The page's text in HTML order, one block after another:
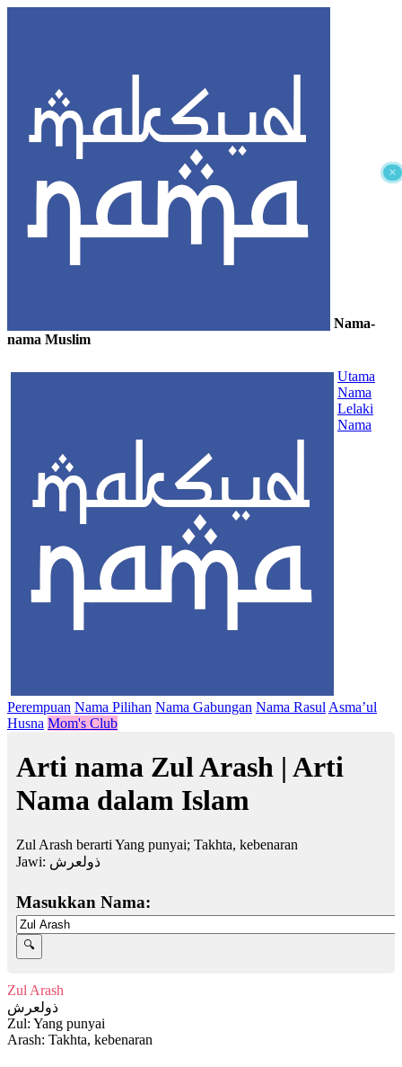
×
Nama-
nama Muslim
Utama
Nama
Lelaki
Nama
Perempuan Nama Pilihan Nama Gabungan Nama Rasul Asma’ul
Husna Mom's Club
Arti nama Zul Arash | Arti
Nama dalam Islam
Zul Arash berarti Yang punyai; Takhta, kebenaran
Jawi: ذولعرش
Masukkan Nama:
Zul Arash
ذولعرش
Zul: Yang punyai
Arash: Takhta, kebenaran